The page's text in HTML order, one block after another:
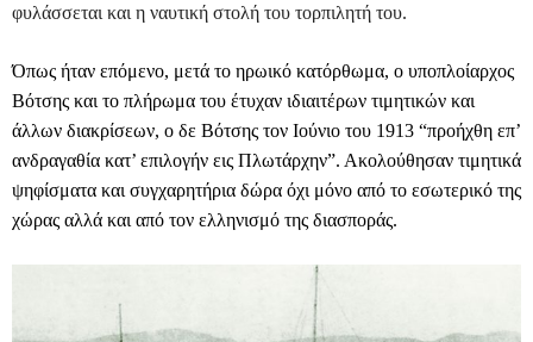
φυλάσσεται και η ναυτική στολή του τορπιλητή του.
Όπως ήταν επόμενο, μετά το ηρωικό κατόρθωμα, ο υποπλοίαρχος
Βότσης και το πλήρωμα του έτυχαν ιδιαιτέρων τιμητικών και
άλλων διακρίσεων, ο δε Βότσης τον Ιούνιο του 1913 “προήχθη επ’
ανδραγαθία κατ’ επιλογήν εις Πλωτάρχην”. Ακολούθησαν τιμητικά
ψηφίσματα και συγχαρητήρια δώρα όχι μόνο από το εσωτερικό της
χώρας αλλά και από τον ελληνισμό της διασποράς.